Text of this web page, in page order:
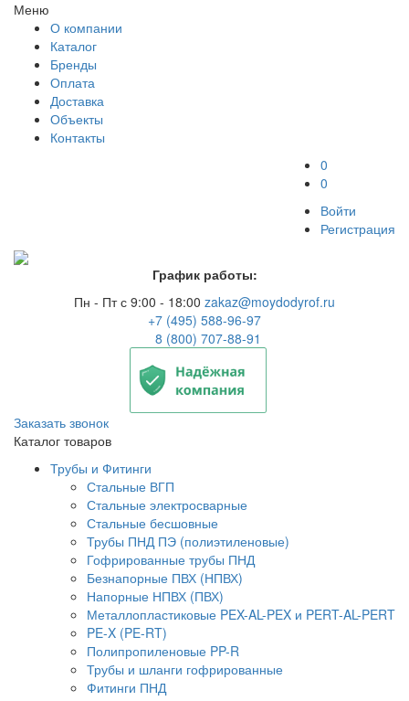
Меню
О компании
Каталог
Бренды
Оплата
Доставка
Объекты
Контакты
0
0
Войти
Регистрация
График работы:
Пн - Пт с 9:00 - 18:00 zakaz@moydodyrof.ru
+7 (495) 588-96-97
8 (800) 707-88-91
Заказать звонок
Каталог товаров
Трубы и Фитинги
Стальные ВГП
Стальные электросварные
Стальные бесшовные
Трубы ПНД ПЭ (полиэтиленовые)
Гофрированные трубы ПНД
Безнапорные ПВХ (НПВХ)
Напорные НПВХ (ПВХ)
Металлопластиковые PEX-AL-PEX и PERT-AL-PERT
PE-X (PE-RT)
Полипропиленовые PP-R
Трубы и шланги гофрированные
Фитинги ПНД